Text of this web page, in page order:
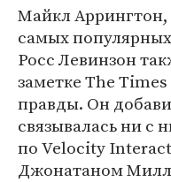
Майкл
самых
Росс Левинзон
заметке The
правды. Он
связывалась ни с
по Velocity
Джонатаном